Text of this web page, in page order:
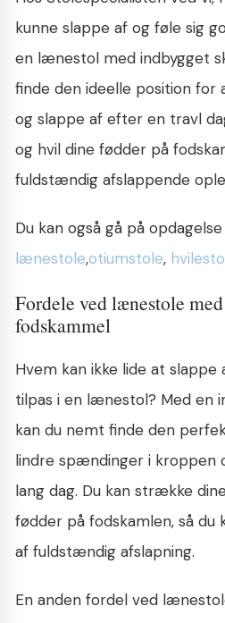
kunne slappe af og føle sig
en lænestol med indbygget
finde den ideelle position
og slappe af efter en travl
og hvil dine fødder på
fuldstændig afslappende
Du kan også gå på
lænestole,otiumstole,
Fordele ved lænestole
fodskammel
Hvem kan ikke lide at slappe
tilpas i en lænestol? Med en
kan du nemt finde den
lindre spændinger i kroppen
lang dag. Du kan strække
fødder på fodskamlen, så du
af fuldstændig afslapning.
En anden fordel ved